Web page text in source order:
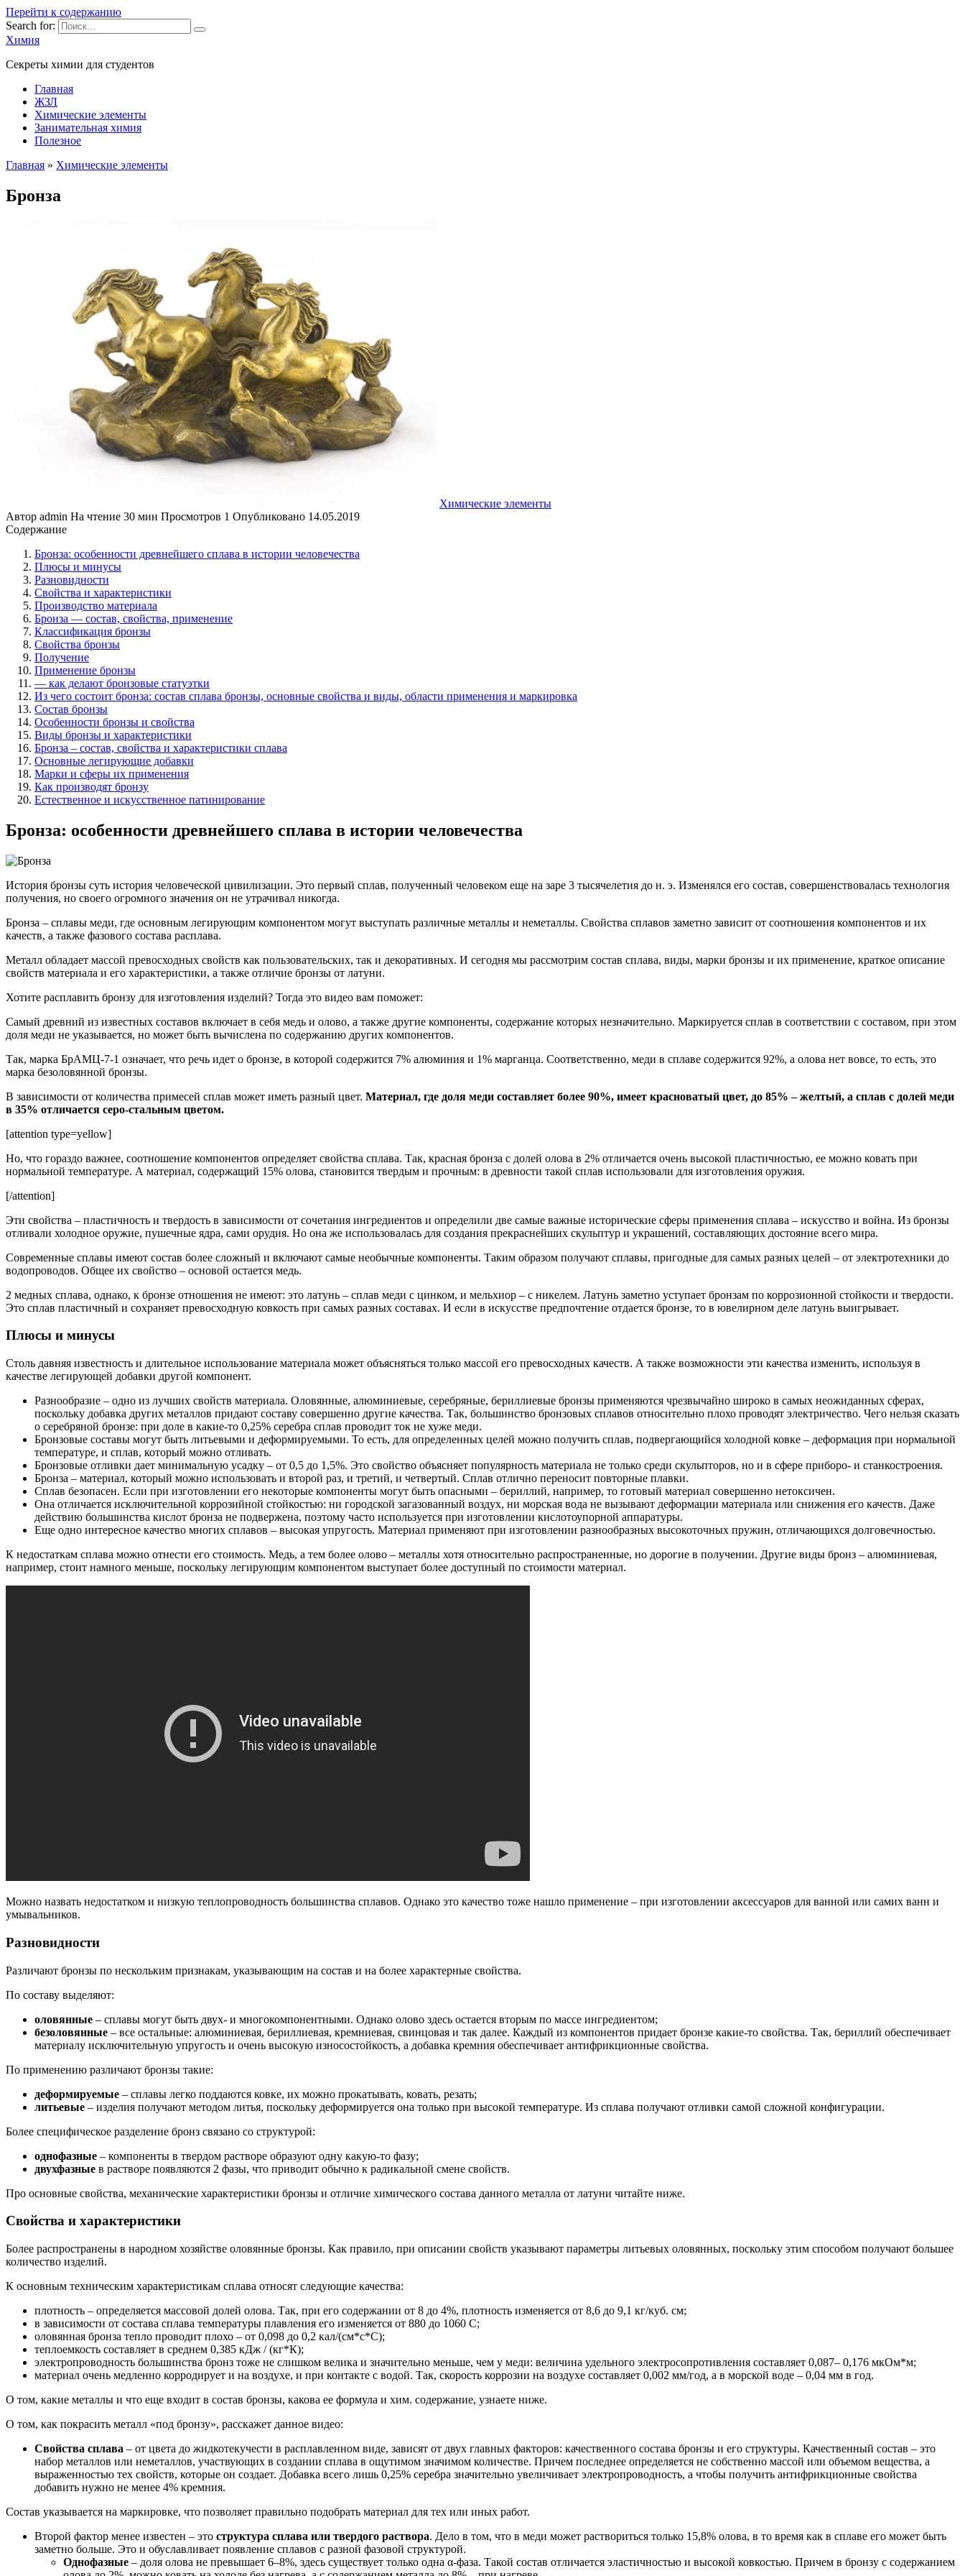
Перейти к содержанию
Search for:
Химия
Секреты химии для студентов
Главная
ЖЗЛ
Химические элементы
Занимательная химия
Полезное
Главная » Химические элементы
Бронза
Химические элементы
Автор admin На чтение 30 мин Просмотров 1 Опубликовано 14.05.2019
Содержание
Бронза: особенности древнейшего сплава в истории человечества
Плюсы и минусы
Разновидности
Свойства и характеристики
Производство материала
Бронза — состав, свойства, применение
Классификация бронзы
Свойства бронзы
Получение
Применение бронзы
— как делают бронзовые статуэтки
Из чего состоит бронза: состав сплава бронзы, основные свойства и виды, области применения и маркировка
Состав бронзы
Особенности бронзы и свойства
Виды бронзы и характеристики
Бронза – состав, свойства и характеристики сплава
Основные легирующие добавки
Марки и сферы их применения
Как производят бронзу
Естественное и искусственное патинирование
Бронза: особенности древнейшего сплава в истории человечества
История бронзы суть история человеческой цивилизации. Это первый сплав, полученный человеком еще на заре 3 тысячелетия до н. э. Изменялся его состав, совершенствовалась технология
получения, но своего огромного значения он не утрачивал никогда.
Бронза – сплавы меди, где основным легирующим компонентом могут выступать различные металлы и неметаллы. Свойства сплавов заметно зависит от соотношения компонентов и их
качеств, а также фазового состава расплава.
Металл обладает массой превосходных свойств как пользовательских, так и декоративных. И сегодня мы рассмотрим состав сплава, виды, марки бронзы и их применение, краткое описание
свойств материала и его характеристики, а также отличие бронзы от латуни.
Хотите расплавить бронзу для изготовления изделий? Тогда это видео вам поможет:
Самый древний из известных составов включает в себя медь и олово, а также другие компоненты, содержание которых незначительно. Маркируется сплав в соответствии с составом, при этом
доля меди не указывается, но может быть вычислена по содержанию других компонентов.
Так, марка БрАМЦ-7-1 означает, что речь идет о бронзе, в которой содержится 7% алюминия и 1% марганца. Соответственно, меди в сплаве содержится 92%, а олова нет вовсе, то есть, это
марка безоловянной бронзы.
В зависимости от количества примесей сплав может иметь разный цвет. Материал, где доля меди составляет более 90%, имеет красноватый цвет, до 85% – желтый, а сплав с долей меди
в 35% отличается серо-стальным цветом.
[attention type=yellow]
Но, что гораздо важнее, соотношение компонентов определяет свойства сплава. Так, красная бронза с долей олова в 2% отличается очень высокой пластичностью, ее можно ковать при
нормальной температуре. А материал, содержащий 15% олова, становится твердым и прочным: в древности такой сплав использовали для изготовления оружия.
[/attention]
Эти свойства – пластичность и твердость в зависимости от сочетания ингредиентов и определили две самые важные исторические сферы применения сплава – искусство и война. Из бронзы
отливали холодное оружие, пушечные ядра, сами орудия. Но она же использовалась для создания прекраснейших скульптур и украшений, составляющих достояние всего мира.
Современные сплавы имеют состав более сложный и включают самые необычные компоненты. Таким образом получают сплавы, пригодные для самых разных целей – от электротехники до
водопроводов. Общее их свойство – основой остается медь.
2 медных сплава, однако, к бронзе отношения не имеют: это латунь – сплав меди с цинком, и мельхиор – с никелем. Латунь заметно уступает бронзам по коррозионной стойкости и твердости.
Это сплав пластичный и сохраняет превосходную ковкость при самых разных составах. И если в искусстве предпочтение отдается бронзе, то в ювелирном деле латунь выигрывает.
Плюсы и минусы
Столь давняя известность и длительное использование материала может объясняться только массой его превосходных качеств. А также возможности эти качества изменить, используя в
качестве легирующей добавки другой компонент.
Разнообразие – одно из лучших свойств материала. Оловянные, алюминиевые, серебряные, бериллиевые бронзы применяются чрезвычайно широко в самых неожиданных сферах,
поскольку добавка других металлов придают составу совершенно другие качества. Так, большинство бронзовых сплавов относительно плохо проводят электричество. Чего нельзя сказать
о серебряной бронзе: при доле в какие-то 0,25% серебра сплав проводит ток не хуже меди.
Бронзовые составы могут быть литьевыми и деформируемыми. То есть, для определенных целей можно получить сплав, подвергающийся холодной ковке – деформация при нормальной
температуре, и сплав, который можно отливать.
Бронзовые отливки дает минимальную усадку – от 0,5 до 1,5%. Это свойство объясняет популярность материала не только среди скульпторов, но и в сфере приборо- и станкостроения.
Бронза – материал, который можно использовать и второй раз, и третий, и четвертый. Сплав отлично переносит повторные плавки.
Сплав безопасен. Если при изготовлении его некоторые компоненты могут быть опасными – бериллий, например, то готовый материал совершенно нетоксичен.
Она отличается исключительной коррозийной стойкостью: ни городской загазованный воздух, ни морская вода не вызывают деформации материала или снижения его качеств. Даже
действию большинства кислот бронза не подвержена, поэтому часто используется при изготовлении кислотоупорной аппаратуры.
Еще одно интересное качество многих сплавов – высокая упругость. Материал применяют при изготовлении разнообразных высокоточных пружин, отличающихся долговечностью.
К недостаткам сплава можно отнести его стоимость. Медь, а тем более олово – металлы хотя относительно распространенные, но дорогие в получении. Другие виды бронз – алюминиевая,
например, стоит намного меньше, поскольку легирующим компонентом выступает более доступный по стоимости материал.
Можно назвать недостатком и низкую теплопроводность большинства сплавов. Однако это качество тоже нашло применение – при изготовлении аксессуаров для ванной или самих ванн и
умывальников.
Разновидности
Различают бронзы по нескольким признакам, указывающим на состав и на более характерные свойства.
По составу выделяют:
оловянные – сплавы могут быть двух- и многокомпонентными. Однако олово здесь остается вторым по массе ингредиентом;
безоловянные – все остальные: алюминиевая, бериллиевая, кремниевая, свинцовая и так далее. Каждый из компонентов придает бронзе какие-то свойства. Так, бериллий обеспечивает
материалу исключительную упругость и очень высокую износостойкость, а добавка кремния обеспечивает антифрикционные свойства.
По применению различают бронзы такие:
деформируемые – сплавы легко поддаются ковке, их можно прокатывать, ковать, резать;
литьевые – изделия получают методом литья, поскольку деформируется она только при высокой температуре. Из сплава получают отливки самой сложной конфигурации.
Более специфическое разделение бронз связано со структурой:
однофазные – компоненты в твердом растворе образуют одну какую-то фазу;
двухфазные в растворе появляются 2 фазы, что приводит обычно к радикальной смене свойств.
Про основные свойства, механические характеристики бронзы и отличие химического состава данного металла от латуни читайте ниже.
Свойства и характеристики
Более распространены в народном хозяйстве оловянные бронзы. Как правило, при описании свойств указывают параметры литьевых оловянных, поскольку этим способом получают большее
количество изделий.
К основным техническим характеристикам сплава относят следующие качества:
плотность – определяется массовой долей олова. Так, при его содержании от 8 до 4%, плотность изменяется от 8,6 до 9,1 кг/куб. см;
в зависимости от состава сплава температуры плавления его изменяется от 880 до 1060 С;
оловянная бронза тепло проводит плохо – от 0,098 до 0,2 кал/(см*с*С);
теплоемкость составляет в среднем 0,385 кДж / (кг*К);
электропроводность большинства бронз тоже не слишком велика и значительно меньше, чем у меди: величина удельного электросопротивления составляет 0,087– 0,176 мкОм*м;
материал очень медленно корродирует и на воздухе, и при контакте с водой. Так, скорость коррозии на воздухе составляет 0,002 мм/год, а в морской воде – 0,04 мм в год.
О том, какие металлы и что еще входит в состав бронзы, какова ее формула и хим. содержание, узнаете ниже.
О том, как покрасить металл «под бронзу», расскажет данное видео:
Свойства сплава – от цвета до жидкотекучести в расплавленном виде, зависят от двух главных факторов: качественного состава бронзы и его структуры. Качественный состав – это
набор металлов или неметаллов, участвующих в создании сплава в ощутимом значимом количестве. Причем последнее определяется не собственно массой или объемом вещества, а
выраженностью тех свойств, которые он создает. Добавка всего лишь 0,25% серебра значительно увеличивает электропроводность, а чтобы получить антифрикционные свойства
добавить нужно не менее 4% кремния.
Состав указывается на маркировке, что позволяет правильно подобрать материал для тех или иных работ.
Второй фактор менее известен – это структура сплава или твердого раствора. Дело в том, что в меди может раствориться только 15,8% олова, в то время как в сплаве его может быть
заметно больше. Это и обуславливает появление сплавов с разной фазовой структурой.
Однофазные – доля олова не превышает 6–8%, здесь существует только одна α-фаза. Такой состав отличается эластичностью и высокой ковкостью. Причем в бронзу с содержанием